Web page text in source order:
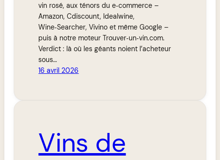
vin rosé, aux ténors du e‑commerce –
Amazon, Cdiscount, Idealwine,
Wine‑Searcher, Vivino et même Google –
puis à notre moteur Trouver‑un‑vin.com.
Verdict : là où les géants noient l’acheteur
sous…
16 avril 2026
Vins de